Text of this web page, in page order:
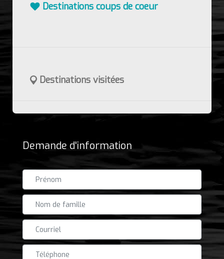
Destinations coups de coeur
Destinations visitées
Demande d'information